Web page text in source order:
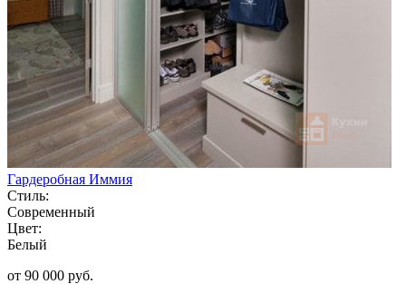
Гардеробная Иммия
Стиль:
Современный
Цвет:
Белый
от 90 000 руб.